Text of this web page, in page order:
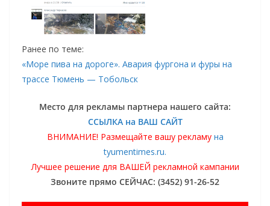
Ранее по теме:
«Море пива на дороге». Авария фургона и фуры на
трассе Тюмень — Тобольск
Место для рекламы партнера нашего сайта:
ССЫЛКА на ВАШ САЙТ
ВНИМАНИЕ! Размещайте вашу рекламу на
tyumentimes.ru.
Лучшее решение для ВАШЕЙ рекламной кампании
Звоните прямо СЕЙЧАС: (3452) 91-26-52